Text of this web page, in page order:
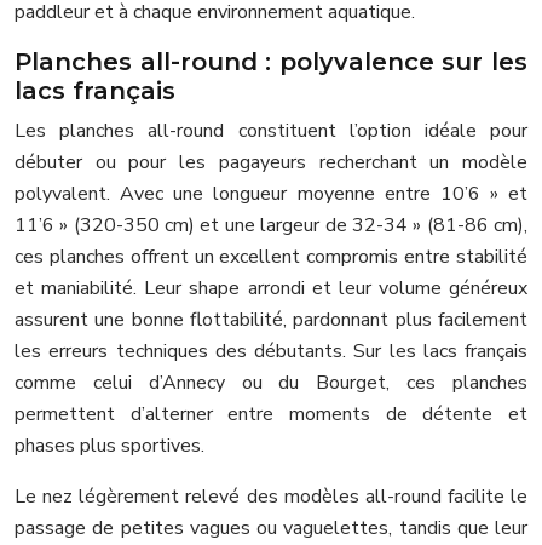
paddleur et à chaque environnement aquatique.
Planches all-round : polyvalence sur les
lacs français
Les planches all-round constituent l’option idéale pour
débuter ou pour les pagayeurs recherchant un modèle
polyvalent. Avec une longueur moyenne entre 10’6 » et
11’6 » (320-350 cm) et une largeur de 32-34 » (81-86 cm),
ces planches offrent un excellent compromis entre stabilité
et maniabilité. Leur shape arrondi et leur volume généreux
assurent une bonne flottabilité, pardonnant plus facilement
les erreurs techniques des débutants. Sur les lacs français
comme celui d’Annecy ou du Bourget, ces planches
permettent d’alterner entre moments de détente et
phases plus sportives.
Le nez légèrement relevé des modèles all-round facilite le
passage de petites vagues ou vaguelettes, tandis que leur